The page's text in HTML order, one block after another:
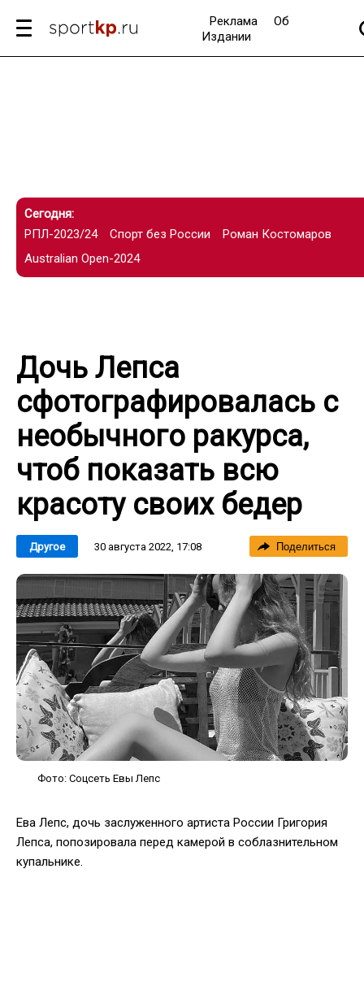
Реклама
Об
Издании
Сегодня:
РПЛ-2023/24
Спорт без России
Роман Костомаров
Australian Open-2024
Дочь Лепса
сфотографировалась с
необычного ракурса,
чтоб показать всю
красоту своих бедер
Другое 30 августа 2022, 17:08 Поделиться
Фото: Соцсеть Евы Лепс
Ева Лепс, дочь заслуженного артиста России Григория
Лепса, попозировала перед камерой в соблазнительном
купальнике.